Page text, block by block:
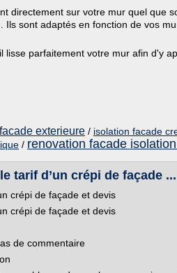
directement sur votre mur quel que
Ils sont adaptés en fonction de vos
lisse parfaitement votre mur afin d'y
exterieure / isolation facade
/ renovation facade
tarif d’un crépi de façade ...
crépi de façade et devis
crépi de façade et devis
de commentaire